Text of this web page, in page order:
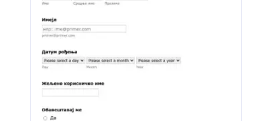
укључујући додатна питања релевантна за
твоју индустрију, или чак променом боја
шаблона за персонализовани изглед помоћу
Ако такође желиш да синхронизујеш одговоре
са другим налозима које већ користиш, као што
уради то аутоматски помоћу Jotform-ових 100+
прикупљањем захтева, ти и твој тим можете